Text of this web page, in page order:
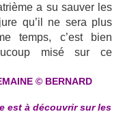
a su sauver les
qu’il ne sera plus
temps, c’est bien
misé sur ce
© BERNARD
est à découvrir sur les